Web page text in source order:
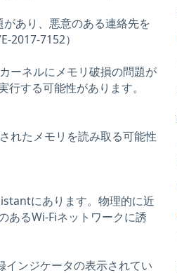
あり、悪意のある連絡先を
2017-7152）
ーネルにメモリ破損の問題が
する可能性があります。
れたメモリを読み取る可能性
にあります。物理的に近
あるWi-Fiネットワークに誘
ンジケータの表示されてい